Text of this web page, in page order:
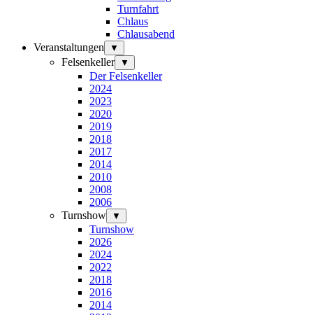
Turnfahrt
Chlaus
Chlausabend
Veranstaltungen
▼
Felsenkeller ▼
Der Felsenkeller
2024
2023
2020
2019
2018
2017
2014
2010
2008
2006
Turnshow
▼
Turnshow
2026
2024
2022
2018
2016
2014